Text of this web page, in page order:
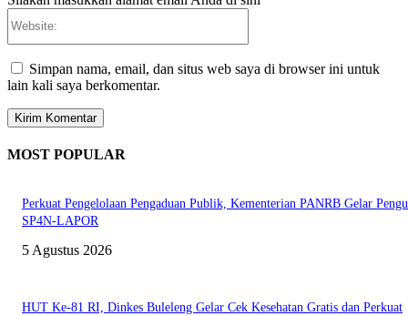
Simpan nama, email, dan situs web saya di browser ini untuk
lain kali saya berkomentar.
MOST POPULAR
Perkuat Pengelolaan Pengaduan Publik, Kementerian PANRB Gelar
SP4N-LAPOR
5 Agustus 2026
HUT Ke-81 RI, Dinkes Buleleng Gelar Cek Kesehatan Gratis dan Perkuat